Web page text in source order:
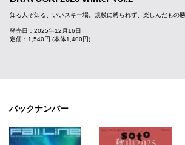
知る人ぞ知る、いいスキー場。規模に縛られず、楽しんだもの
発売日：2025年12月16日
定価：1,540円 (本体1,400円)
バックナンバー